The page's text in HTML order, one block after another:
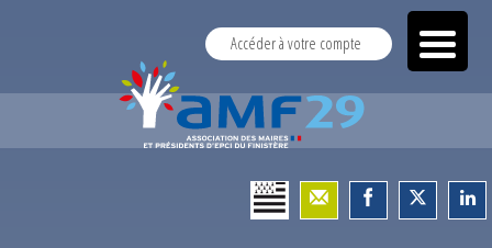
Accéder à votre compte